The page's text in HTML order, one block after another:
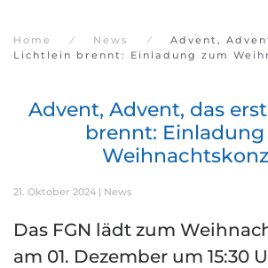
Home News
Advent,
Lichtlein brennt: Einladung zum
Advent, Advent, das
brennt:
21. Oktober 2024 | News
Das FGN lädt zum
am 01. Dezember um 15:30